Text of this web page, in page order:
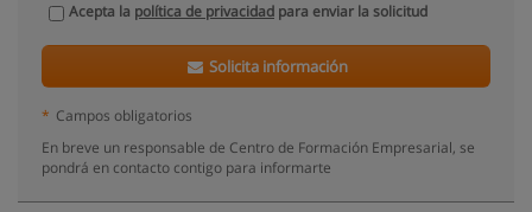
Acepta la política de privacidad para enviar la solicitud
Solicita información
* Campos obligatorios
En breve un responsable de Centro de Formación Empresarial, se
pondrá en contacto contigo para informarte